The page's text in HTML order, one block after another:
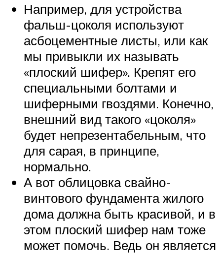
Например, для устройства
фальш-цоколя используют
асбоцементные листы, или как
мы привыкли их называть
«плоский шифер». Крепят его
специальными болтами и
шиферными гвоздями. Конечно,
внешний вид такого «цоколя»
будет непрезентабельным, что
для сарая, в принципе,
нормально.
А вот облицовка свайно-
винтового фундамента жилого
дома должна быть красивой, и в
этом плоский шифер нам тоже
может помочь. Ведь он является